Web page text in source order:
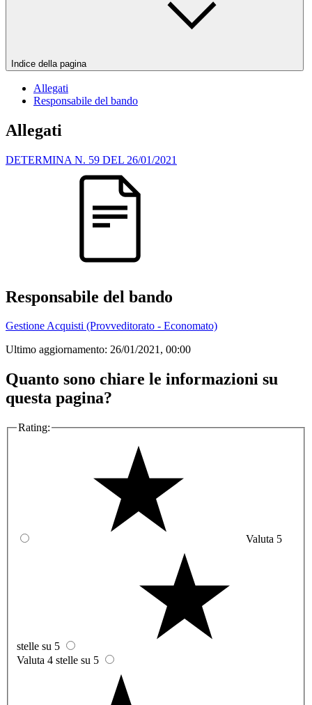
Indice della pagina
Allegati
Responsabile del bando
Allegati
DETERMINA N. 59 DEL 26/01/2021
Responsabile del bando
Gestione Acquisti (Provveditorato - Economato)
Ultimo aggiornamento: 26/01/2021, 00:00
Quanto sono chiare le informazioni su
questa pagina?
Rating:
Valuta 5
stelle su 5
Valuta 4 stelle su 5